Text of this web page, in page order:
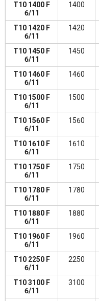
T10 1400 F
6/11
1400
T10 1420 F
6/11
1420
T10 1450 F
6/11
1450
T10 1460 F
6/11
1460
T10 1500 F
6/11
1500
T10 1560 F
6/11
1560
T10 1610 F
6/11
1610
T10 1750 F
6/11
1750
T10 1780 F
6/11
1780
T10 1880 F
6/11
1880
T10 1960 F
6/11
1960
T10 2250 F
6/11
2250
T10 3100 F
6/11
3100